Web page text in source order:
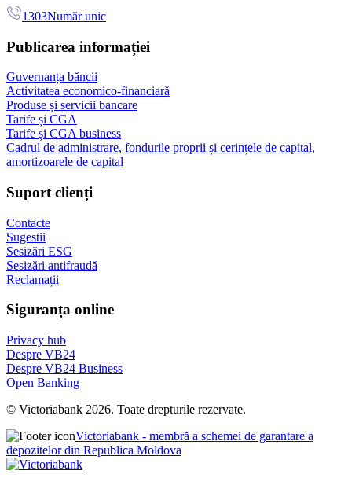
1303Număr unic
Publicarea informației
Guvernanța băncii
Activitatea economico-financiară
Produse și servicii bancare
Tarife și CGA
Tarife și CGA business
Cadrul de administrare, fondurile proprii și cerințele de capital,
amortizoarele de capital
Suport clienți
Contacte
Sugestii
Sesizări ESG
Sesizări antifraudă
Reclamații
Siguranța online
Privacy hub
Despre VB24
Despre VB24 Business
Open Banking
© Victoriabank 2026. Toate drepturile rezervate.
Victoriabank - membră a schemei de garantare a
depozitelor din Republica Moldova